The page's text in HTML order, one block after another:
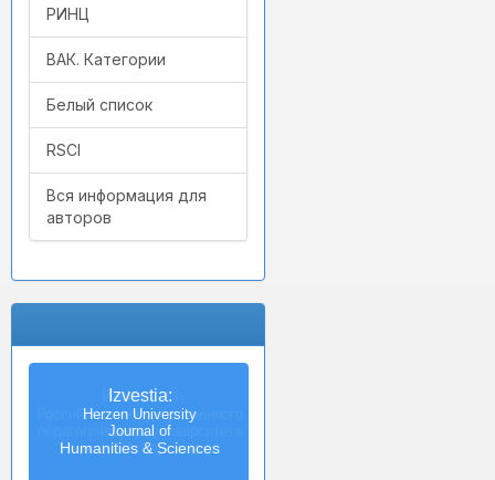
РИНЦ
ВАК. Категории
Белый список
RSCI
Вся информация для
авторов
Izvestia:
Herzen University
Journal of
Humanities & Sciences